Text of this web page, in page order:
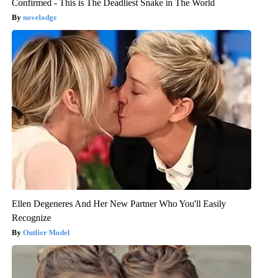
Confirmed - This is The Deadliest Snake in The World
novelodge
Ellen Degeneres And Her New Partner Who You'll Easily
Recognize
Outlier Model